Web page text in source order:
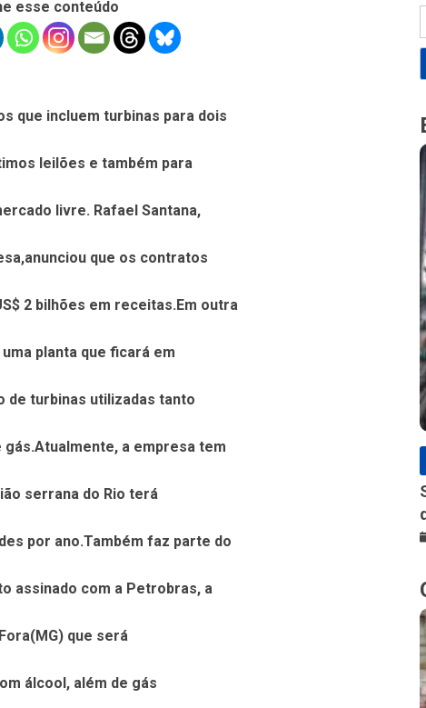
esse conteúdo
que incluem turbinas para dois
leilões e também para
livre. Rafael Santana,
que os contratos
2 bilhões em receitas.Em outra
planta que ficará em
de turbinas utilizadas tanto
a empresa tem
serrana do Rio terá
por ano.Também faz parte do
assinado com a Petrobras, a
que será
álcool, além de gás